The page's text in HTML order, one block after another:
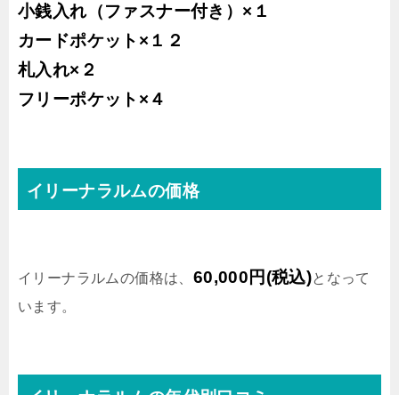
小銭入れ（ファスナー付き）×１
カードポケット×１２
札入れ×２
フリーポケット×４
イリーナラルムの価格
イリーナラルムの価格は、 60,000円(税込)となって
います。